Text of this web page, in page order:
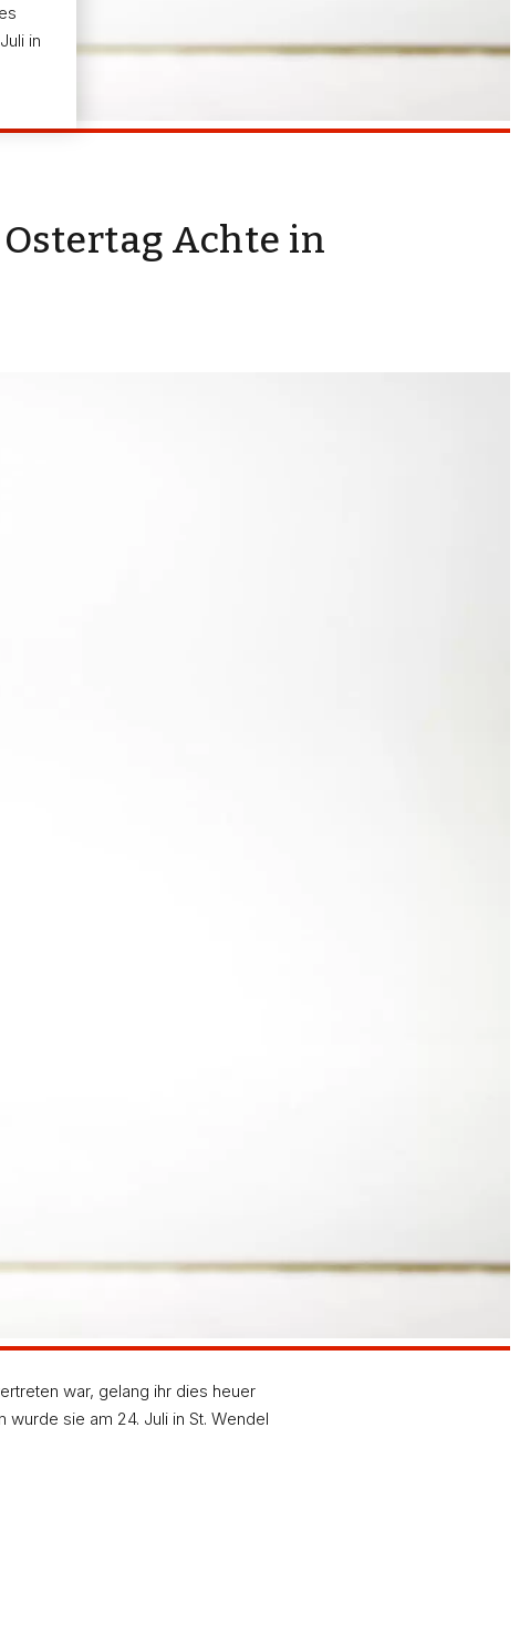
in
Achte in
war, gelang ihr dies heuer
sie am 24. Juli in St. Wendel
1,64 m an 48. Stelle, wobei insgesamt nicht
als württembergischer Vizemeister mit 50,29
3396 P., Ostertag 3293 P.), sich auf